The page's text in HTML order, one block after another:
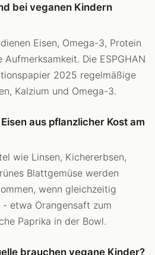
bei veganen Kindern
Eisen, Omega-3, Protein
Die ESPGHAN
2025 regelmäßige
Kalzium und Omega-3.
aus pflanzlicher Kost am
wie Linsen, Kichererbsen,
Blattgemüse werden
wenn gleichzeitig
etwa Orangensaft zum
Paprika in der Bowl.
brauchen vegane Kinder?